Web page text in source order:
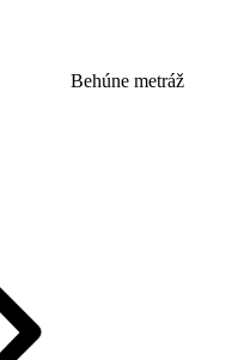
Behúne metráž